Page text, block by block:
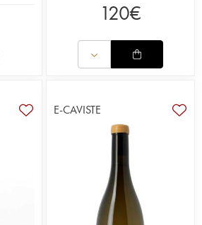
120€
E-CAVISTE